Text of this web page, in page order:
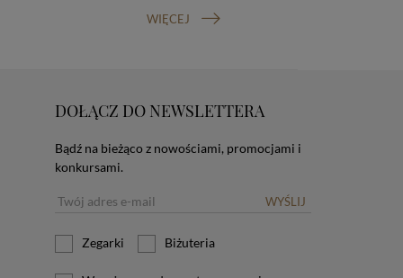
WIĘCEJ
DOŁĄCZ DO NEWSLETTERA
Bądź na bieżąco z nowościami, promocjami i
konkursami.
WYŚLIJ
Zegarki Biżuteria